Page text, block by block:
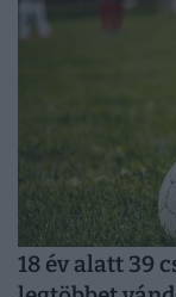
18 év alatt 39